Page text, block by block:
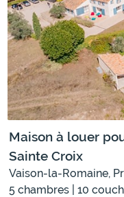
Maison à louer
Sainte Croix
Vaison-la-Romaine,
5 chambres | 10